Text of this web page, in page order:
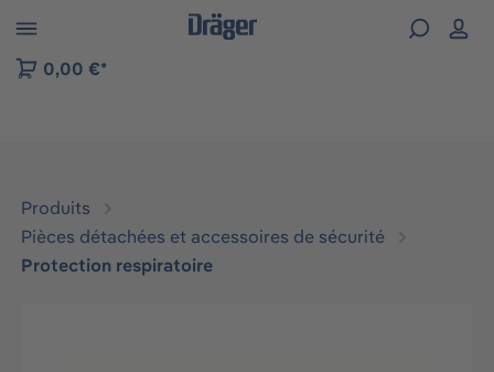
to B2B platform navigation
0,00 €*
Produits
Pièces détachées et accessoires de sécurité
Protection respiratoire